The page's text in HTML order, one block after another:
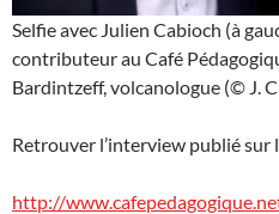
Selfie avec Julien Cabioch (à
contributeur au Café
Bardintzeff, volcanologue (© J.
Retrouver l’interview publié
http://